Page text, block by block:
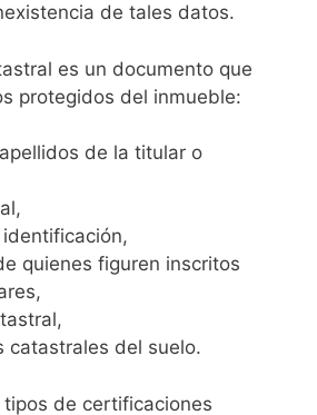
de tales datos.
es un documento que
protegidos del inmueble:
de la titular o
quienes figuren inscritos
catastrales del suelo.
de certificaciones